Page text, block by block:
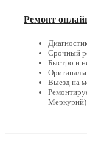
Ремонт
Срочный
Быстро и
Выезд на
Меркурий)